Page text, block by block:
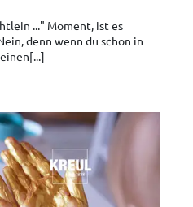
..." Moment, ist es
denn wenn du schon in